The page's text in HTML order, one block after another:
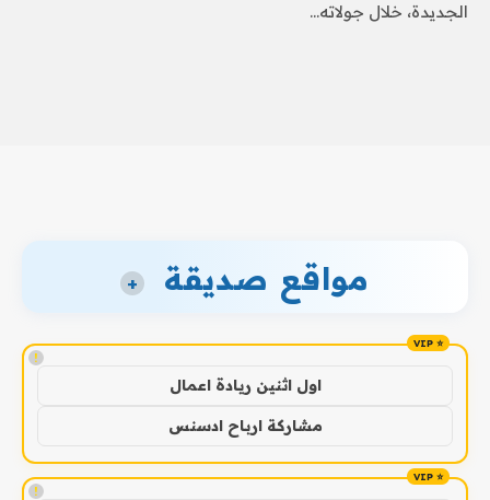
الجديدة، خلال جولاته…
مواقع صديقة +
!
اول اثنين ريادة اعمال
مشاركة ارباح ادسنس
!